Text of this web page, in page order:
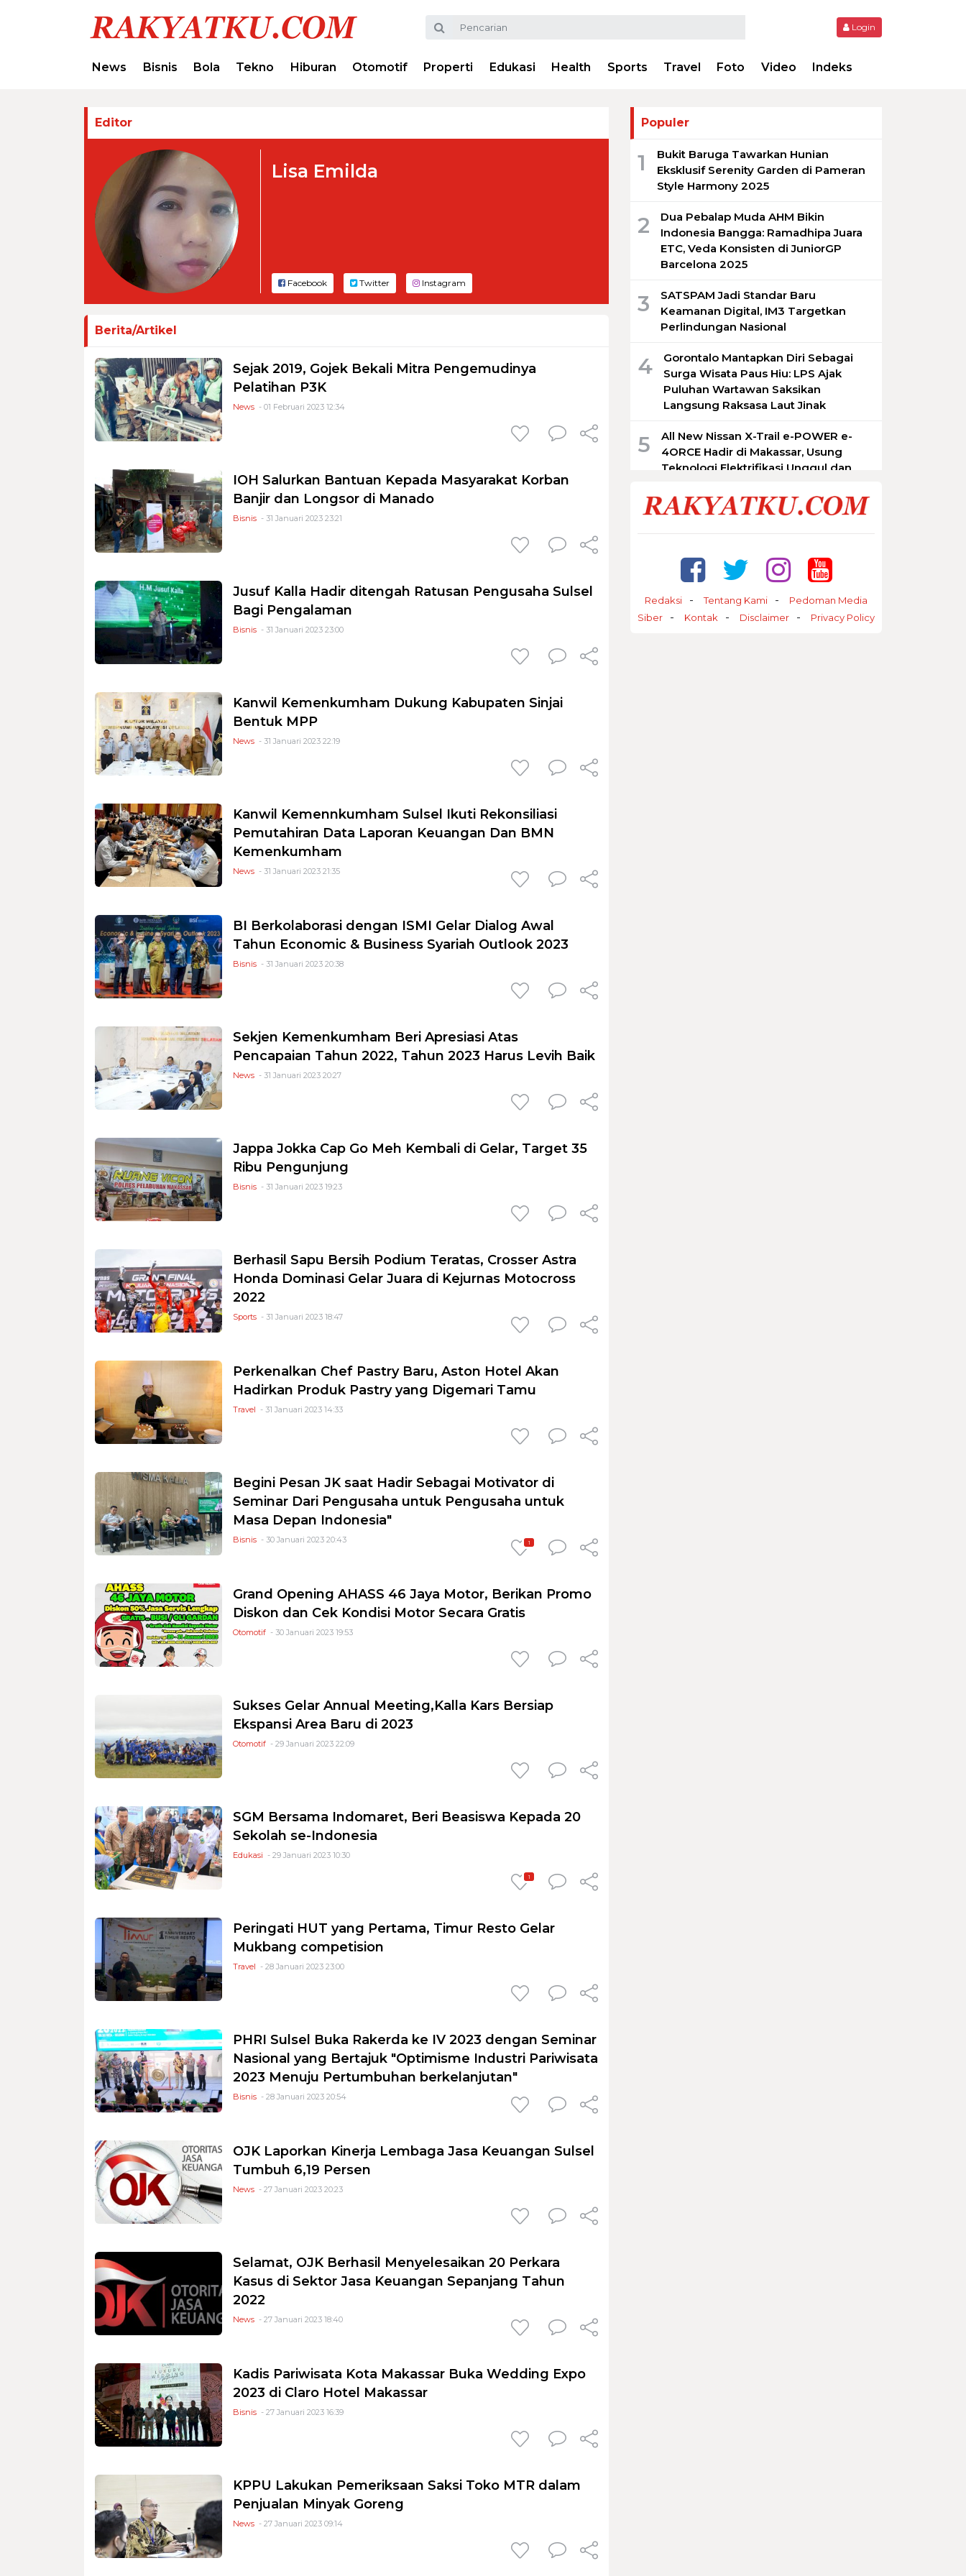
Login
News Bisnis Bola Tekno Hiburan Otomotif Properti Edukasi Health Sports Travel Foto Video Indeks
Editor
Lisa Emilda
Facebook Twitter Instagram
Berita/Artikel
Sejak 2019, Gojek Bekali Mitra Pengemudinya
Pelatihan P3K
News - 01 Februari 2023 12:34
IOH Salurkan Bantuan Kepada Masyarakat Korban
Banjir dan Longsor di Manado
Bisnis - 31 Januari 2023 23:21
Jusuf Kalla Hadir ditengah Ratusan Pengusaha Sulsel
Bagi Pengalaman
Bisnis - 31 Januari 2023 23:00
Kanwil Kemenkumham Dukung Kabupaten Sinjai
Bentuk MPP
News - 31 Januari 2023 22:19
Kanwil Kemennkumham Sulsel Ikuti Rekonsiliasi
Pemutahiran Data Laporan Keuangan Dan BMN
Kemenkumham
News - 31 Januari 2023 21:35
BI Berkolaborasi dengan ISMI Gelar Dialog Awal
Tahun Economic & Business Syariah Outlook 2023
Bisnis - 31 Januari 2023 20:38
Sekjen Kemenkumham Beri Apresiasi Atas
Pencapaian Tahun 2022, Tahun 2023 Harus Levih Baik
News - 31 Januari 2023 20:27
Jappa Jokka Cap Go Meh Kembali di Gelar, Target 35
Ribu Pengunjung
Bisnis - 31 Januari 2023 19:23
Berhasil Sapu Bersih Podium Teratas, Crosser Astra
Honda Dominasi Gelar Juara di Kejurnas Motocross
2022
Sports - 31 Januari 2023 18:47
Perkenalkan Chef Pastry Baru, Aston Hotel Akan
Hadirkan Produk Pastry yang Digemari Tamu
Travel - 31 Januari 2023 14:33
Begini Pesan JK saat Hadir Sebagai Motivator di
Seminar Dari Pengusaha untuk Pengusaha untuk
Masa Depan Indonesia"
Bisnis - 30 Januari 2023 20:43 1
Grand Opening AHASS 46 Jaya Motor, Berikan Promo
Diskon dan Cek Kondisi Motor Secara Gratis
Otomotif - 30 Januari 2023 19:53
Sukses Gelar Annual Meeting,Kalla Kars Bersiap
Ekspansi Area Baru di 2023
Otomotif - 29 Januari 2023 22:09
SGM Bersama Indomaret, Beri Beasiswa Kepada 20
Sekolah se-Indonesia
Edukasi - 29 Januari 2023 10:30
1
Peringati HUT yang Pertama, Timur Resto Gelar
Mukbang competision
Travel - 28 Januari 2023 23:00
PHRI Sulsel Buka Rakerda ke IV 2023 dengan Seminar
Nasional yang Bertajuk "Optimisme Industri Pariwisata
2023 Menuju Pertumbuhan berkelanjutan"
Bisnis - 28 Januari 2023 20:54
OJK Laporkan Kinerja Lembaga Jasa Keuangan Sulsel
Tumbuh 6,19 Persen
News - 27 Januari 2023 20:23
Selamat, OJK Berhasil Menyelesaikan 20 Perkara
Kasus di Sektor Jasa Keuangan Sepanjang Tahun
2022
News - 27 Januari 2023 18:40
Kadis Pariwisata Kota Makassar Buka Wedding Expo
2023 di Claro Hotel Makassar
Bisnis - 27 Januari 2023 16:39
KPPU Lakukan Pemeriksaan Saksi Toko MTR dalam
Penjualan Minyak Goreng
News - 27 Januari 2023 09:14
Populer
1
Bukit Baruga Tawarkan Hunian
Eksklusif Serenity Garden di Pameran
Style Harmony 2025
2
Dua Pebalap Muda AHM Bikin
Indonesia Bangga: Ramadhipa Juara
ETC, Veda Konsisten di JuniorGP
Barcelona 2025
3
SATSPAM Jadi Standar Baru
Keamanan Digital, IM3 Targetkan
Perlindungan Nasional
4
Gorontalo Mantapkan Diri Sebagai
Surga Wisata Paus Hiu: LPS Ajak
Puluhan Wartawan Saksikan
Langsung Raksasa Laut Jinak
5
All New Nissan X-Trail e-POWER e-
4ORCE Hadir di Makassar, Usung
Teknologi Elektrifikasi Unggul dan
6
JEC ORBITA Gelar Operasi Mata Juling
Tampil Retro dan Stylish, New Honda
Fitur Makin Lengkap
Redaksi Tentang Kami
Pedoman Media
Siber
Kontak Disclaimer Privacy Policy